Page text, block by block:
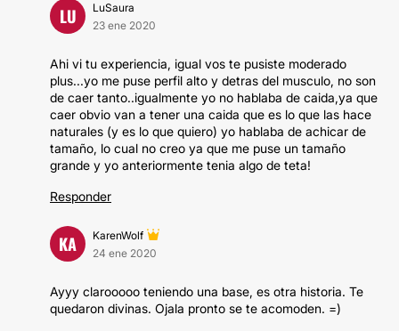
LU
LuSaura
23 ene 2020
Ahi vi tu experiencia, igual vos te pusiste moderado
plus...yo me puse perfil alto y detras del musculo, no son
de caer tanto..igualmente yo no hablaba de caida,ya que
caer obvio van a tener una caida que es lo que las hace
naturales (y es lo que quiero) yo hablaba de achicar de
tamaño, lo cual no creo ya que me puse un tamaño
grande y yo anteriormente tenia algo de teta!
Responder
KA
KarenWolf
24 ene 2020
Ayyy clarooooo teniendo una base, es otra historia. Te
quedaron divinas. Ojala pronto se te acomoden. =)